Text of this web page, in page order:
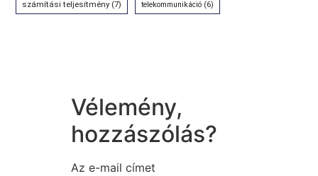
számítási teljesítmény(7) telekommunikáció (6)
Vélemény,
hozzászólás?
Az e-mail címet